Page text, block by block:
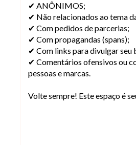
✔ ANÔNIMOS;
✔ Não relacionados ao tema
✔ Com pedidos de parcerias;
✔ Com propagandas (spans);
✔ Com links para divulgar seu
✔ Comentários ofensivos ou
pessoas e marcas.
Volte sempre! Este espaço é